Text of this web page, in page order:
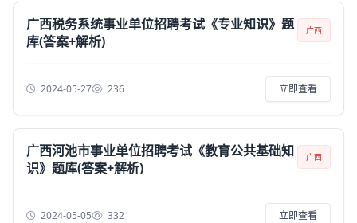
广西税务系统事业单位招聘考试《专业知识》题
库(答案+解析)
广西
2024-05-27 236 立即查看
广西河池市事业单位招聘考试《教育公共基础知
识》题库(答案+解析)
广西
2024-05-05 332 立即查看